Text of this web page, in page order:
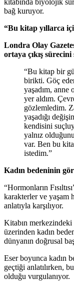
bağ kuruyor.
“Bu kitap yıllarca
Londra Olay
ortaya çıkış
“Bu kitap bir
birikti. Göç
yaşadım, anne
yer aldım.
gözlemledim.
yaşadığı
kendisini
yalnız
var. Ben bu
istedim.”
Kadın bedeninin
“Hormonların
karakterler ve yaşam
anlatıyla karşılıyor.
Kitabın merkezindeki
üzerinden kadın
dünyanın doğrusal
Eser boyunca kadın
geçtiği anlatılırken,
olduğu vurgulanıyor.